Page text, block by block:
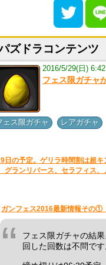
ズドラコンテンツ
2016/5/29(日) 6:42
フェス限ガチャ
ェス限ガチャ レアガチャ
日の予定。ゲリラ時間割は超
グランリバース、セラフィス
ガンフェス2016最新情報その①
フェス限ガチャの結
回した回数は不問です